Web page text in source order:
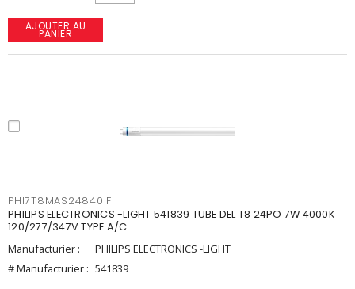
AJOUTER AU
PANIER
PHI7T8MAS24840IF
PHILIPS ELECTRONICS -LIGHT 541839 TUBE DEL T8 24PO 7W 4000K
120/277/347V TYPE A/C
Manufacturier :
PHILIPS ELECTRONICS -LIGHT
# Manufacturier : 541839